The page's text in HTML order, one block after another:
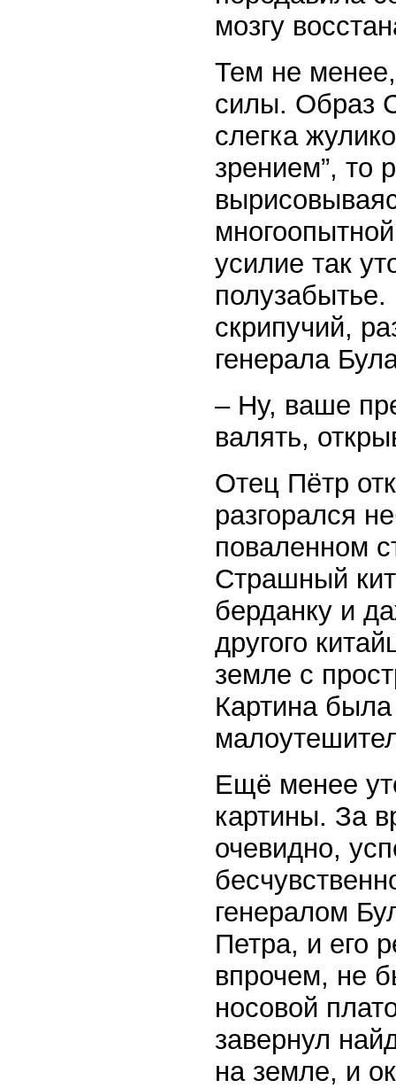
мозгу
Тем не
силы. Образ
слегка
зрением”, то
усилие так
полузабытье.
скрипучий,
генерала
– Ну, ваше
валять,
Отец Пётр
разгорался
поваленном
Страшный
берданку и
другого
земле с
Картина
Ещё менее
картины. За
очевидно,
генералом
Петра, и его
впрочем, не
носовой
завернул
на земле, и